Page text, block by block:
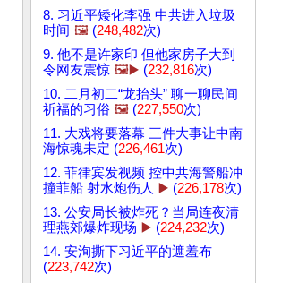
8. 习近平矮化李强 中共进入垃圾
时间 🖼️ (248,482次)
9. 他不是许家印 但他家房子大到
令网友震惊 🖼️▶️ (232,816次)
10. 二月初二“龙抬头” 聊一聊民间
祈福的习俗 🖼️ (227,550次)
11. 大戏将要落幕 三件大事让中南
海惊魂未定 (226,461次)
12. 菲律宾发视频 控中共海警船冲
撞菲船 射水炮伤人 ▶️ (226,178次)
13. 公安局长被炸死？当局连夜清
理燕郊爆炸现场 ▶️ (224,232次)
14. 安洵撕下习近平的遮羞布
(223,742次)